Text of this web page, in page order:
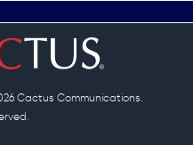
Cactus Communications.